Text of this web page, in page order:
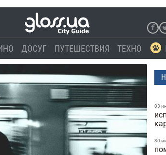
ДОСУГ ПУТЕШЕСТВИЯ ТЕХНО
03
30